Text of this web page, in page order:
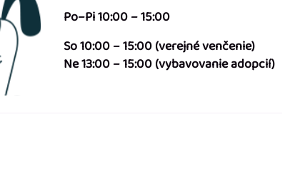
Po–Pi 10:00 – 15:00
So 10:00 – 15:00 (verejné venčenie)
Ne 13:00 – 15:00 (vybavovanie adopcií)